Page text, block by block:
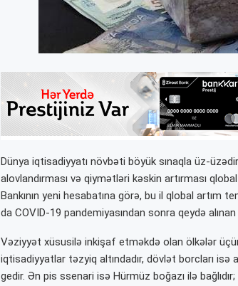
Dünya iqtisadiyyatı növbəti böyük sınaqla üz-
alovlandırması və qiymətləri kəskin artırması
Bankının yeni hesabatına görə, bu il qlobal artım
da COVID-19 pandemiyasından sonra qeydə
Vəziyyət xüsusilə inkişaf etməkdə olan ölkələr
iqtisadiyyatlar təzyiq altındadır, dövlət borcları
gedir. Ən pis ssenari isə Hürmüz boğazı ilə